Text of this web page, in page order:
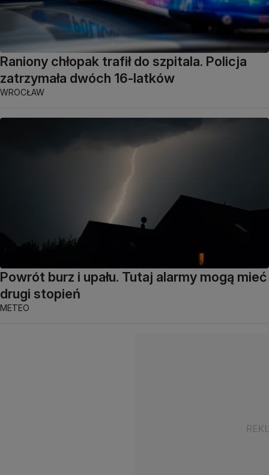
Raniony chłopak trafił do szpitala. Policja
zatrzymała dwóch 16-latków
WROCŁAW
Powrót burz i upału. Tutaj alarmy mogą mieć
drugi stopień
METEO